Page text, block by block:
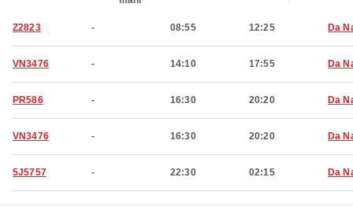
Z2823 - 08:55 12:25 Da
VN3476 - 14:10 17:55 Da
PR586 - 16:30 20:20 Da
VN3476 - 16:30 20:20 Da
5J5757 - 22:30 02:15 Da